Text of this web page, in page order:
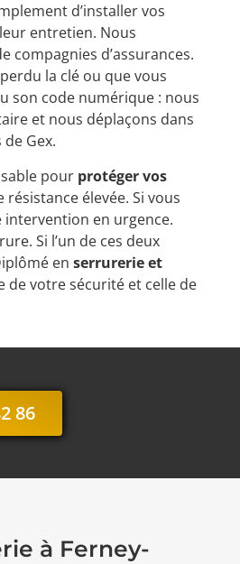
d’installer vos
entretien. Nous
compagnies d’assurances.
la clé ou que vous
son code numérique : nous
et nous déplaçons dans
Gex.
pour protéger vos
élevée. Si vous
intervention en urgence.
Si l’un de ces deux
en serrurerie et
de votre sécurité et celle de
86
à Ferney-